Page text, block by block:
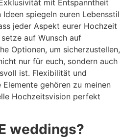
mit Entspanntheit
spiegeln euren Lebensstil
jeder Aspekt eurer Hochzeit
auf Wunsch auf
Optionen, um sicherzustellen,
nur für euch, sondern auch
ist. Flexibilität und
gehören zu meinen
Hochzeitsvision perfekt
weddings?